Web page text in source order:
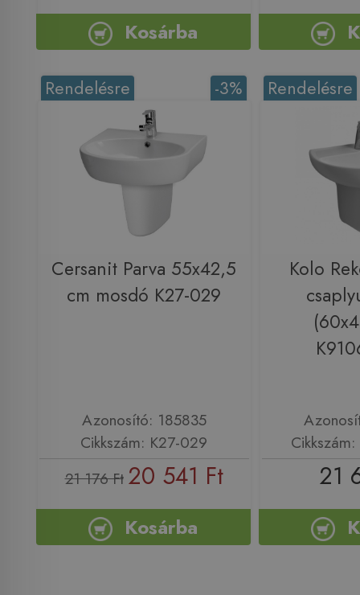
Kosárba
-3%
Rendelésre
Cersanit Parva 55x42,5
cm mosdó K27-029
Azonosító: 185835
Cikkszám: K27-029
21 176 Ft 20 541 Ft
Kosárba
Rendelésre
Kolo
21